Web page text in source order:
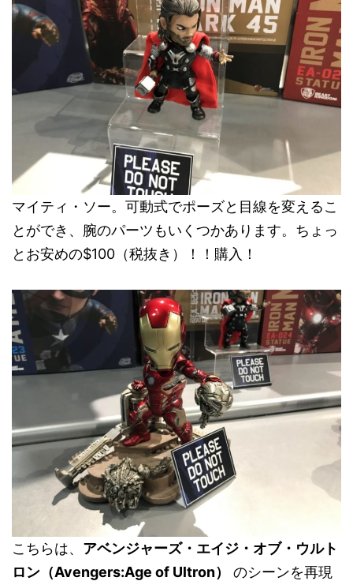
マイティ・ソー。可動式でポーズと目線を変えるこ
とができ、腕のパーツもいくつかあります。ちょっ
とお安めの$100（税抜き）！！購入！
こちらは、 アベンジャーズ・エイジ・オブ・ウルト
ロン（Avengers:Age of Ultron）
のシーンを再現